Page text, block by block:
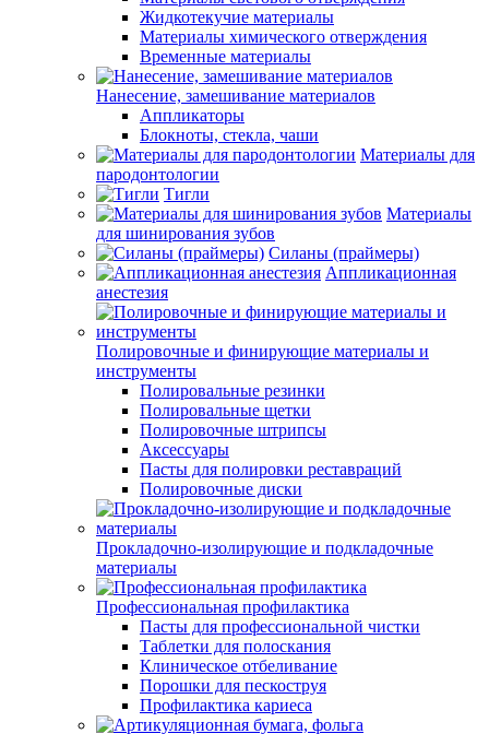
Жидкотекучие материалы
Материалы химического отверждения
Временные материалы
Нанесение, замешивание материалов
Аппликаторы
Блокноты, стекла, чаши
Материалы для
пародонтологии
Тигли
Материалы
для шинирования зубов
Силаны (праймеры)
Аппликационная
анестезия
Полировочные и финирующие материалы и
инструменты
Полировальные резинки
Полировальные щетки
Полировочные штрипсы
Аксессуары
Пасты для полировки реставраций
Полировочные диски
Прокладочно-изолирующие и подкладочные
материалы
Профессиональная профилактика
Пасты для профессиональной чистки
Таблетки для полоскания
Клиническое отбеливание
Порошки для пескоструя
Профилактика кариеса